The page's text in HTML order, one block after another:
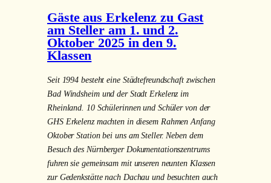
zu
unserer
Reise
Steinzeit!
Gäste aus Erkelenz zu Gast
am Steller am 1. und 2.
Oktober 2025 in den 9.
Klassen
Seit 1994 besteht eine Städtefreundschaft zwischen
Bad Windsheim und der Stadt Erkelenz im
Rheinland. 10 Schülerinnen und Schüler von der
GHS Erkelenz machten in diesem Rahmen Anfang
Oktober Station bei uns am Steller. Neben dem
Besuch des Nürnberger Dokumentationszentrums
fuhren sie gemeinsam mit unseren neunten Klassen
zur Gedenkstätte nach Dachau und besuchten auch